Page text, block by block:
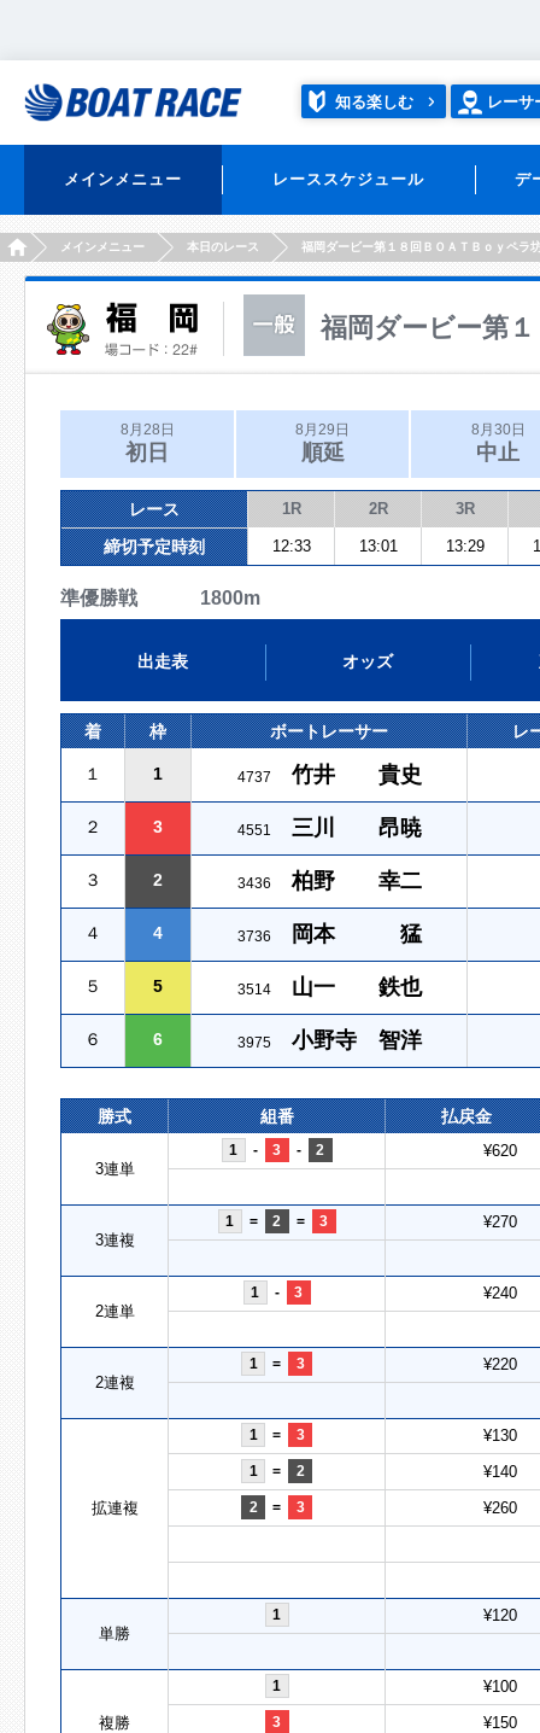
知る楽しむ レーサ
メインメニュー レーススケジュール デ
HOMEメインメニュー 本日のレース 福岡ダービー第１８回ＢＯＡＴＢｏｙペラ
福岡ダービー第
8月28日
初日
8月29日
順延
8月30日
中止
レース 1R 2R 3R
締切予定時刻 12:33 13:01 13:29
準優勝戦 1800m
出走表 オッズ
着 枠 ボートレーサー レ
１ 1 4737 竹井 貴史
２ 3 4551 三川 昂暁
３ 2 3436 柏野 幸二
４ 4 3736 岡本 猛
５ 5 3514 山一 鉄也
６ 6 3975 小野寺 智洋
勝式 組番 払戻金
3連単
1 - 3 - 2 ¥620
3連複
1 = 2 = 3 ¥270
2連単
1 - 3 ¥240
2連複
1 = 3 ¥220
拡連複
1 = 3 ¥130
1 = 2 ¥140
2 = 3 ¥260
単勝
1 ¥120
複勝
1 ¥100
3 ¥150